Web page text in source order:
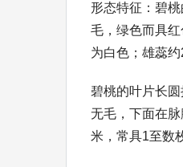
形态特征：碧
毛，绿色而具
为白色；雄蕊
碧桃的叶片长
无毛，下面在
米，常具1至数